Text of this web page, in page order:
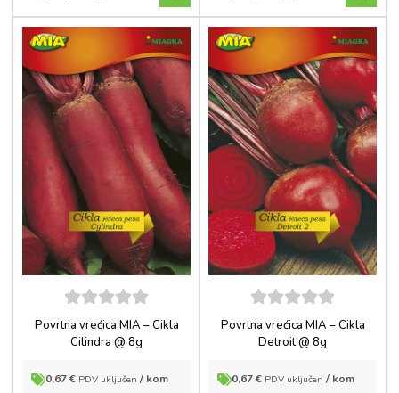
5out of
5
Povrtna vrećica MIA – Cikla
Cilindra @ 8g
0,67€ PDV uključen / kom
5out of
5
Povrtna vrećica MIA – Cikla
Detroit @ 8g
0,67€ PDV uključen / kom